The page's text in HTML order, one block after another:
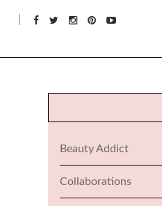
Beauty Addict
Collaborations